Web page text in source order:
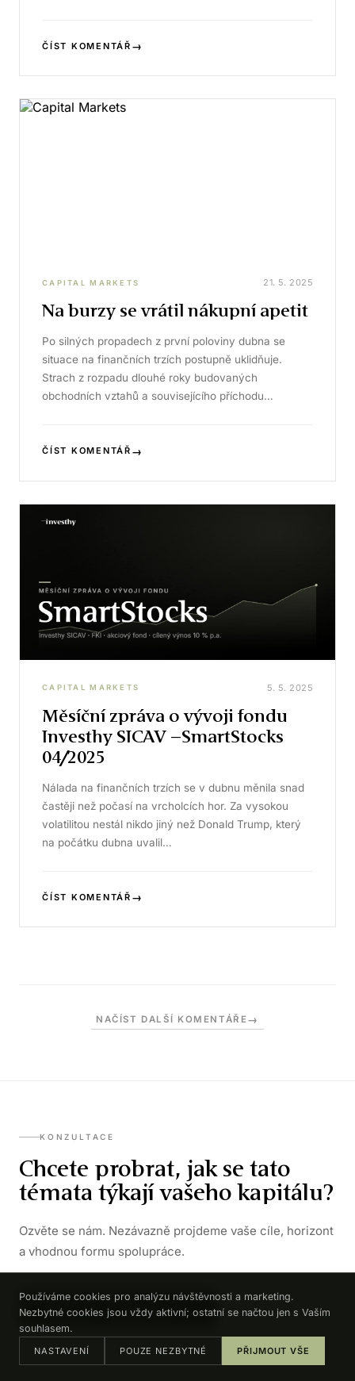
ČÍST KOMENTÁŘ →
CAPITAL MARKETS 21. 5. 2025
Na burzy se vrátil nákupní apetit
Po silných propadech z první poloviny dubna se
situace na finančních trzích postupně uklidňuje.
Strach z rozpadu dlouhé roky budovaných
obchodních vztahů a souvisejícího příchodu…
ČÍST KOMENTÁŘ →
CAPITAL MARKETS 5. 5. 2025
Měsíční zpráva o vývoji fondu
Investhy SICAV –SmartStocks
04/2025
Nálada na finančních trzích se v dubnu měnila snad
častěji než počasí na vrcholcích hor. Za vysokou
volatilitou nestál nikdo jiný než Donald Trump, který
na počátku dubna uvalil…
ČÍST KOMENTÁŘ →
NAČÍST DALŠÍ KOMENTÁŘE→
KONZULTACE
Chcete probrat, jak se tato
témata týkají vašeho kapitálu?
Ozvěte se nám. Nezávazně projdeme vaše cíle, horizont
a vhodnou formu spolupráce.
DOMLUVIT KONZULTACI →
Používáme cookies pro analýzu návštěvnosti a marketing.
Nezbytné cookies jsou vždy aktivní; ostatní se načtou jen s Vaším
souhlasem.
NASTAVENÍ POUZE NEZBYTNÉ PŘIJMOUT VŠE